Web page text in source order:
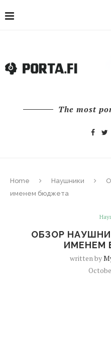
The most
Home Наушники
именем бюджета
ОБЗОР
ИМЕНЕМ
written by